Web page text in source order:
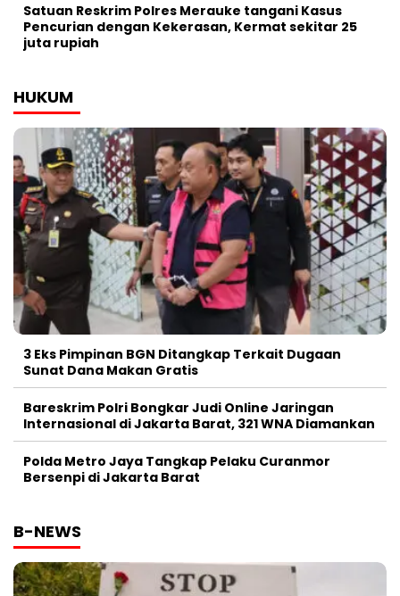
Satuan Reskrim Polres Merauke tangani Kasus
Pencurian dengan Kekerasan, Kermat sekitar 25
juta rupiah
HUKUM
3 Eks Pimpinan BGN Ditangkap Terkait Dugaan
Sunat Dana Makan Gratis
Bareskrim Polri Bongkar Judi Online Jaringan
Internasional di Jakarta Barat, 321 WNA Diamankan
Polda Metro Jaya Tangkap Pelaku Curanmor
Bersenpi di Jakarta Barat
B-NEWS